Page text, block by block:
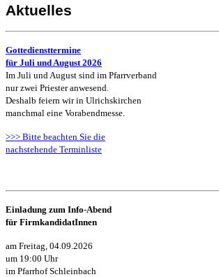
Aktuelles
Gottediensttermine
für Juli und August 2026
Im Juli und August sind im Pfarrverband
nur zwei Priester anwesend.
Deshalb feiern wir in Ulrichskirchen
manchmal eine Vorabendmesse.
>>> Bitte beachten Sie die
nachstehende Terminliste
Einladung zum Info-Abend
für FirmkandidatInnen
am Freitag, 04.09.2026
um 19:00 Uhr
im Pfarrhof Schleinbach